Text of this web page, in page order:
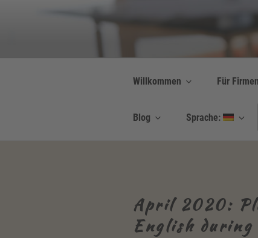
Be Connected
Resilienz |
Willkommen Für Firmen
Blog Sprache:
April 2020:
English